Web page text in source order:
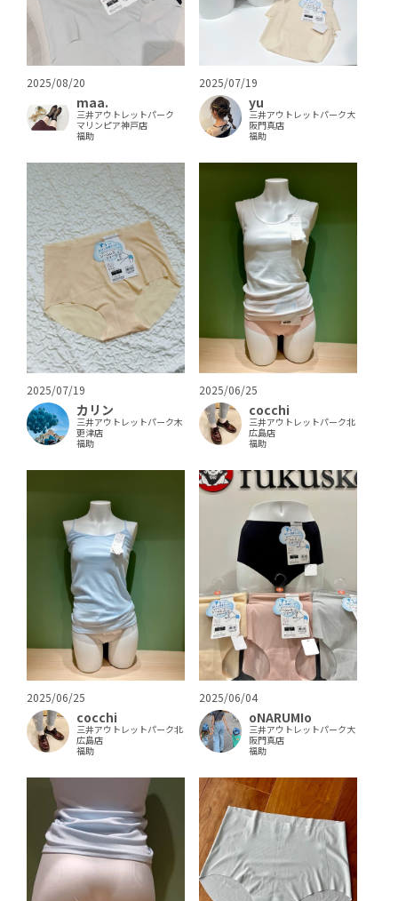
2025/08/20
maa.
三井アウトレットパーク
マリンピア神戸店
福助
2025/07/19
yu
三井アウトレットパーク大
阪門真店
福助
2025/07/19
カリン
三井アウトレットパーク木
更津店
福助
2025/06/25
cocchi
三井アウトレットパーク北
広島店
福助
2025/06/25
cocchi
三井アウトレットパーク北
広島店
福助
2025/06/04
oNARUMIo
三井アウトレットパーク大
阪門真店
福助